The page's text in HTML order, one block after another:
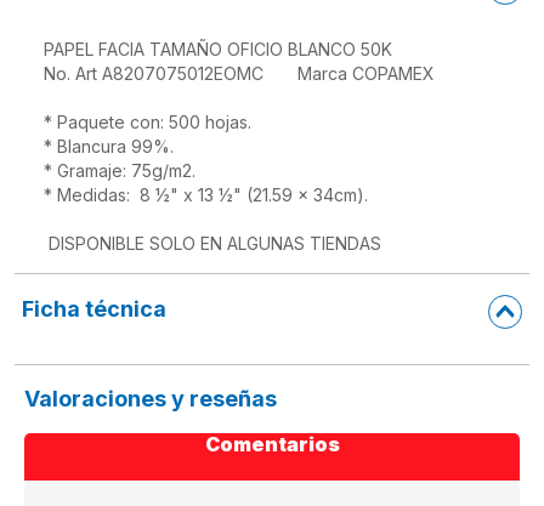
PAPEL FACIA TAMAÑO OFICIO BLANCO 50K
No. Art A8207075012EOMC       Marca COPAMEX
* Paquete con: 500 hojas.
* Blancura 99%.
* Gramaje: 75g/m2.
* Medidas:  8 ½" x 13 ½" (21.59 x 34cm).
DISPONIBLE SOLO EN ALGUNAS TIENDAS
Ficha técnica
Valoraciones y reseñas
Comentarios